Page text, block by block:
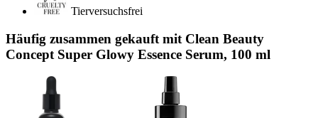
Tierversuchsfrei
Häufig zusammen gekauft mit Clean Beauty
Concept Super Glowy Essence Serum, 100 ml